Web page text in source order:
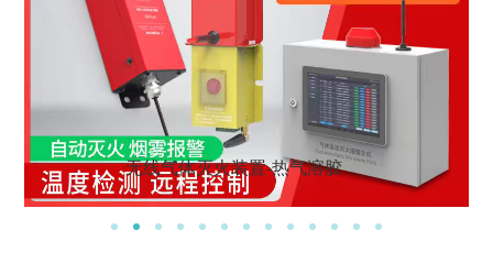
无线气体灭火装置-热气溶胶